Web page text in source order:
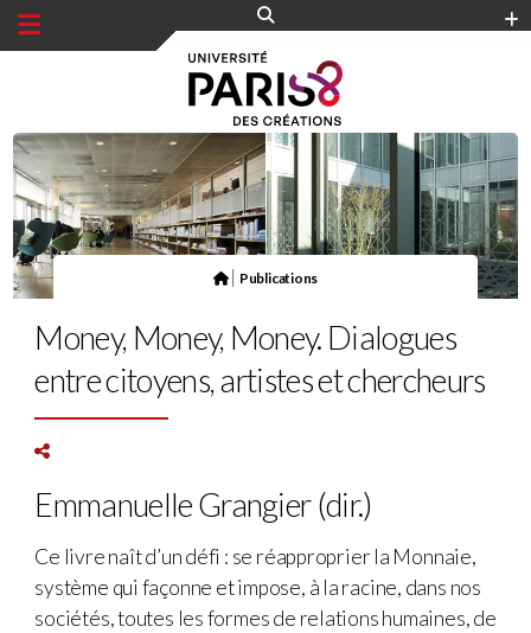
Publications
Money, Money, Money. Dialogues
entre citoyens, artistes et chercheurs
Emmanuelle Grangier (dir.)
Ce livre naît d’un défi : se réapproprier la Monnaie,
système qui façonne et impose, à la racine, dans nos
sociétés, toutes les formes de relations humaines, de
Panneau de gestion des cookies